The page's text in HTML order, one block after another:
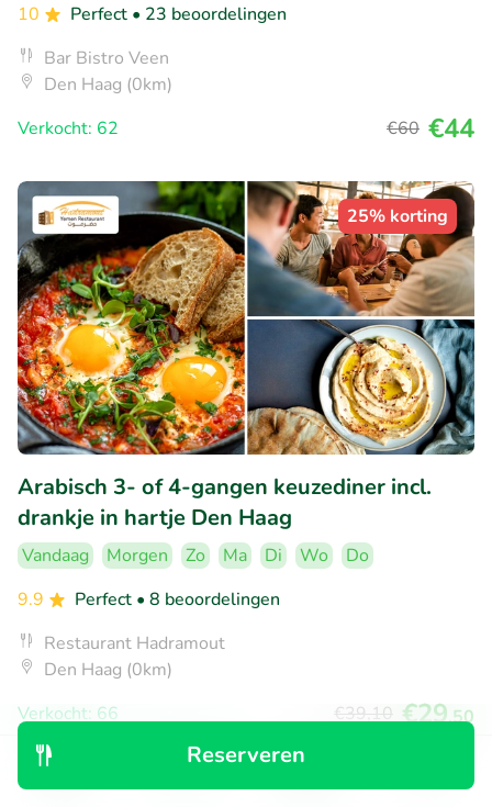
Reserveren
10
Perfect • 23 beoordelingen
Bar Bistro Veen
Den Haag (0km)
Verkocht: 62
€60 €44
25% korting
Arabisch 3- of 4-gangen keuzediner incl.
drankje in hartje Den Haag
Vandaag Morgen Zo Ma Di Wo
Do
9.9
Perfect • 8 beoordelingen
Restaurant Hadramout
Den Haag (0km)
Verkocht: 66
€39 ,10 €29,50